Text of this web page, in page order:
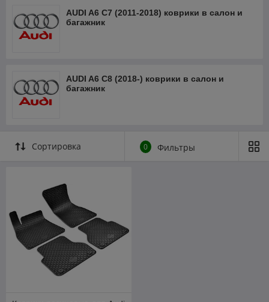
AUDI A6 C7 (2011-2018) коврики в салон и
багажник
AUDI A6 C8 (2018-) коврики в салон и
багажник
Сортировка 0 Фильтры